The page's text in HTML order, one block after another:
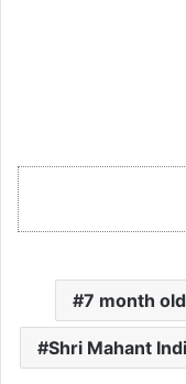
7 month
Shri Mahant